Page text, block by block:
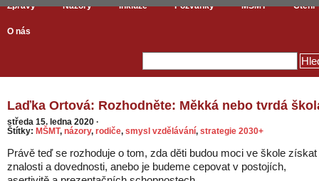
Zprávy Názory Inkluze Pozvánky MŠMT Čtení
O nás
Laďka Ortová: Rozhodněte: Měkká nebo tvrdá
středa 15. ledna 2020 ·
Štítky: MŠMT, názory, rodiče, smysl vzdělávání, strategie 2030+
Právě teď se rozhoduje o tom, zda děti budou moci ve škole získat
znalosti a dovednosti, anebo je budeme cepovat v postojích,